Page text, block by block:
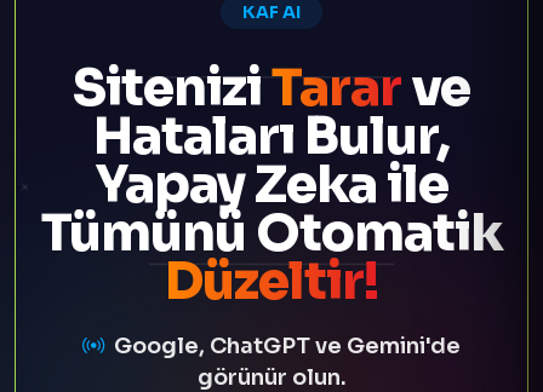
KAF AI
SiteniziTararve
Hataları Bulur,
Yapay Zeka ile
Tümünü Otomatik
Düzeltir!
Google, ChatGPT ve Gemini'de
görünür olun.